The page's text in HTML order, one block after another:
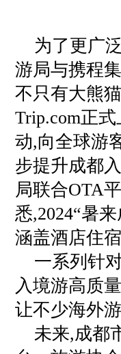
为了更广
游局与携程
不只有大熊
Trip.com正
动,向全球游
步提升成都
局联合OTA
悉,2024“暑
涵盖酒店住
一系列针
入境游高质
让不少海外
未来,成都